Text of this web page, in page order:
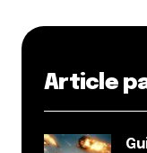
Article